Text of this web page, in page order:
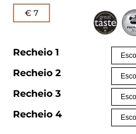
€ 7
Recheio 1
Recheio 2
Recheio 3
Recheio 4